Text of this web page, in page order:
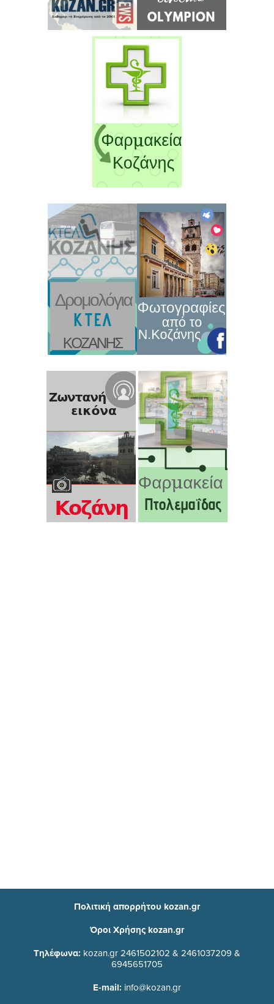
Πολιτική απορρήτου kozan.gr
Όροι Χρήσης kozan.gr
Τηλέφωνα: kozan.gr 2461502102 & 2461037209 &
6945651705
E-mail: info@kozan.gr